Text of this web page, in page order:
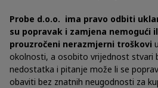
Probe d.o.o. ima pravo odbiti
su popravak i zamjena nemogući
prouzročeni nerazmjerni troškovi
okolnosti, a osobito vrijednost stvari
nedostatka i pitanje može li se
obaviti bez znatnih neugodnosti za